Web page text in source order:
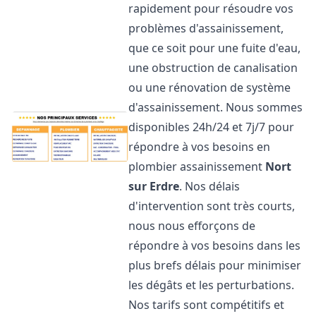
rapidement pour résoudre vos
problèmes d'assainissement,
que ce soit pour une fuite d'eau,
une obstruction de canalisation
ou une rénovation de système
d'assainissement. Nous sommes
disponibles 24h/24 et 7j/7 pour
répondre à vos besoins en
plombier assainissement Nort
sur Erdre. Nos délais
d'intervention sont très courts,
nous nous efforçons de
répondre à vos besoins dans les
plus brefs délais pour minimiser
les dégâts et les perturbations.
Nos tarifs sont compétitifs et